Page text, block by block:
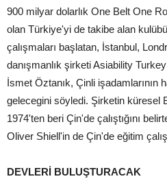
900 milyar dolarlık One Belt One
olan Türkiye'yi de takibe alan
çalışmaları başlatan, İstanbul,
danışmanlık şirketi Asiability
İsmet Öztanık, Çinli işadamlarının
gelecegini söyledi. Şirketin küresel
1974'ten beri Çin'de çalıştığını
Oliver Shiell'in de Çin'de eğitim
DEVLERİ BULUŞTURACAK